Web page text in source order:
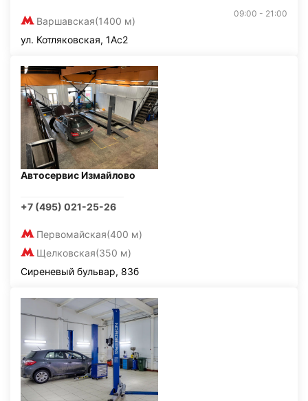
Варшавская(1400 м)
09:00 - 21:00
ул. Котляковская, 1Ас2
Автосервис Измайлово
+7 (495) 021-25-26
Первомайская(400 м)
Щелковская(350 м)
Сиреневый бульвар, 83б